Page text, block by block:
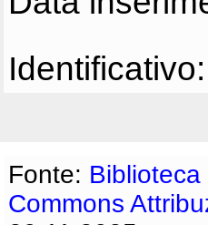
Identificativo:
Fonte:
Commons